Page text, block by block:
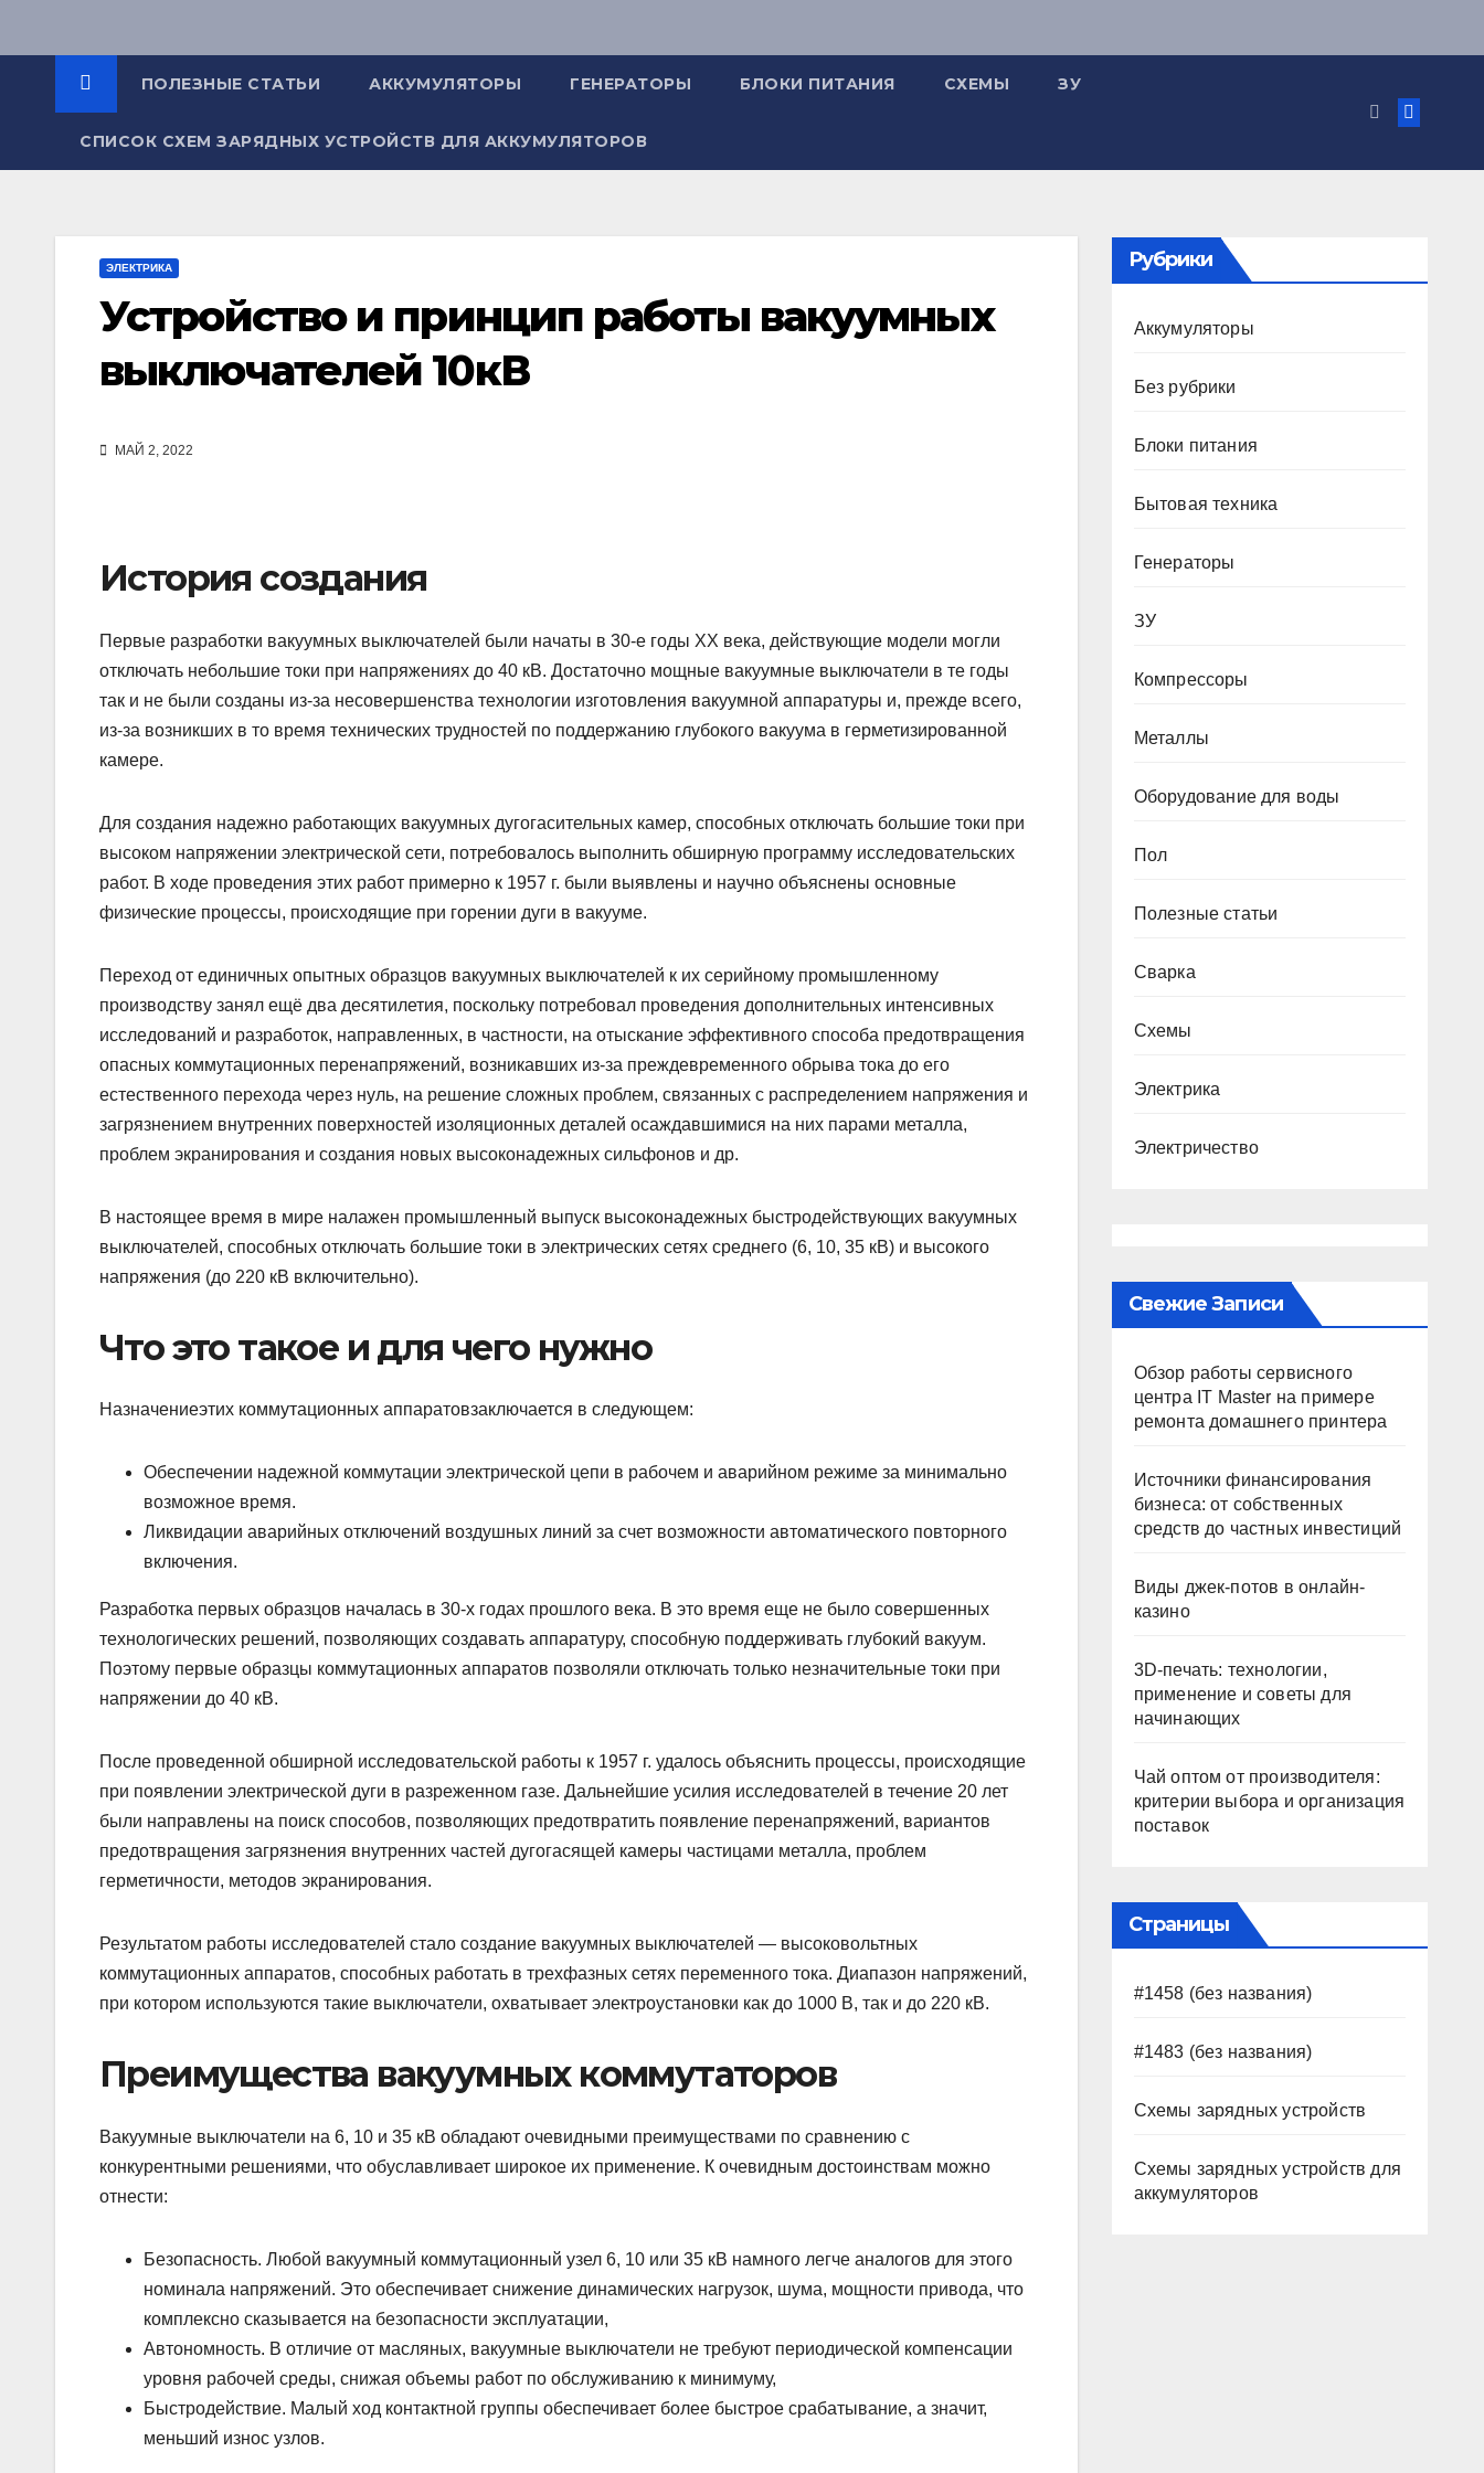
содержимому
ПОЛЕЗНЫЕ СТАТЬИ АККУМУЛЯТОРЫ ГЕНЕРАТОРЫ БЛОКИ ПИТАНИЯ СХЕМЫ ЗУ
СПИСОК СХЕМ ЗАРЯДНЫХ УСТРОЙСТВ ДЛЯ АККУМУЛЯТОРОВ
ЭЛЕКТРИКА
Устройство и принцип работы вакуумных
выключателей 10кВ
МАЙ 2, 2022
История создания
Первые разработки вакуумных выключателей были начаты в 30-е годы XX века, действующие модели могли
отключать небольшие токи при напряжениях до 40 кВ. Достаточно мощные вакуумные выключатели в те годы
так и не были созданы из-за несовершенства технологии изготовления вакуумной аппаратуры и, прежде всего,
из-за возникших в то время технических трудностей по поддержанию глубокого вакуума в герметизированной
камере.
Для создания надежно работающих вакуумных дугогасительных камер, способных отключать большие токи при
высоком напряжении электрической сети, потребовалось выполнить обширную программу исследовательских
работ. В ходе проведения этих работ примерно к 1957 г. были выявлены и научно объяснены основные
физические процессы, происходящие при горении дуги в вакууме.
Переход от единичных опытных образцов вакуумных выключателей к их серийному промышленному
производству занял ещё два десятилетия, поскольку потребовал проведения дополнительных интенсивных
исследований и разработок, направленных, в частности, на отыскание эффективного способа предотвращения
опасных коммутационных перенапряжений, возникавших из-за преждевременного обрыва тока до его
естественного перехода через нуль, на решение сложных проблем, связанных с распределением напряжения и
загрязнением внутренних поверхностей изоляционных деталей осаждавшимися на них парами металла,
проблем экранирования и создания новых высоконадежных сильфонов и др.
В настоящее время в мире налажен промышленный выпуск высоконадежных быстродействующих вакуумных
выключателей, способных отключать большие токи в электрических сетях среднего (6, 10, 35 кВ) и высокого
напряжения (до 220 кВ включительно).
Что это такое и для чего нужно
Назначениеэтих коммутационных аппаратовзаключается в следующем:
Обеспечении надежной коммутации электрической цепи в рабочем и аварийном режиме за минимально
возможное время.
Ликвидации аварийных отключений воздушных линий за счет возможности автоматического повторного
включения.
Разработка первых образцов началась в 30-х годах прошлого века. В это время еще не было совершенных
технологических решений, позволяющих создавать аппаратуру, способную поддерживать глубокий вакуум.
Поэтому первые образцы коммутационных аппаратов позволяли отключать только незначительные токи при
напряжении до 40 кВ.
После проведенной обширной исследовательской работы к 1957 г. удалось объяснить процессы, происходящие
при появлении электрической дуги в разреженном газе. Дальнейшие усилия исследователей в течение 20 лет
были направлены на поиск способов, позволяющих предотвратить появление перенапряжений, вариантов
предотвращения загрязнения внутренних частей дугогасящей камеры частицами металла, проблем
герметичности, методов экранирования.
Результатом работы исследователей стало создание вакуумных выключателей — высоковольтных
коммутационных аппаратов, способных работать в трехфазных сетях переменного тока. Диапазон напряжений,
при котором используются такие выключатели, охватывает электроустановки как до 1000 В, так и до 220 кВ.
Преимущества вакуумных коммутаторов
Вакуумные выключатели на 6, 10 и 35 кВ обладают очевидными преимуществами по сравнению с
конкурентными решениями, что обуславливает широкое их применение. К очевидным достоинствам можно
отнести:
Безопасность. Любой вакуумный коммутационный узел 6, 10 или 35 кВ намного легче аналогов для этого
номинала напряжений. Это обеспечивает снижение динамических нагрузок, шума, мощности привода, что
комплексно сказывается на безопасности эксплуатации,
Автономность. В отличие от масляных, вакуумные выключатели не требуют периодической компенсации
уровня рабочей среды, снижая объемы работ по обслуживанию к минимуму,
Быстродействие. Малый ход контактной группы обеспечивает более быстрое срабатывание, а значит,
меньший износ узлов.
Рубрики
Аккумуляторы
Без рубрики
Блоки питания
Бытовая техника
Генераторы
ЗУ
Компрессоры
Металлы
Оборудование для воды
Пол
Полезные статьи
Сварка
Схемы
Электрика
Электричество
Свежие Записи
Обзор работы сервисного
центра IT Master на примере
ремонта домашнего принтера
Источники финансирования
бизнеса: от собственных
средств до частных инвестиций
Виды джек-потов в онлайн-
казино
3D-печать: технологии,
применение и советы для
начинающих
Чай оптом от производителя:
критерии выбора и организация
поставок
Страницы
#1458 (без названия)
#1483 (без названия)
Схемы зарядных устройств
Схемы зарядных устройств для
аккумуляторов